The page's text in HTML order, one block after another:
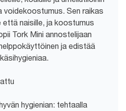
Sen raikas
että naisille, ja koostumus
Tork Mini annostelijaan
ja edistää
hygienian: tehtaalla